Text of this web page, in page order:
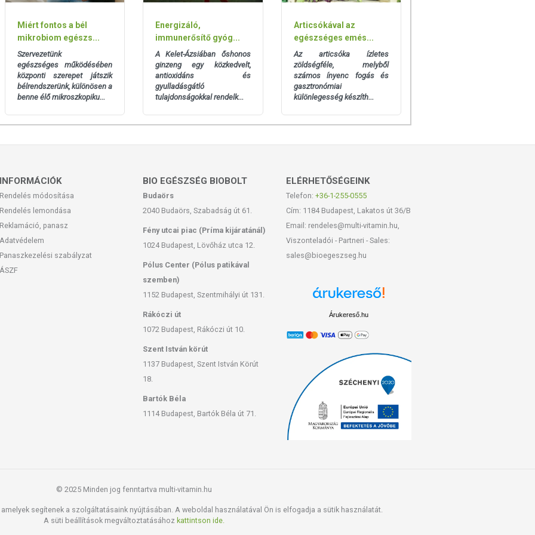
hogy bekapcsolódik az egészséges emésztés és vértisztítás
emésztési problémák ellen, mindemellett nem zavarja a
és kutatási eredmények szerint.
után vízzel bevéve.
a készítményt.
háziorvosával!
nedvességtől védett helyen, az eredeti csomagolásában.
vegyes étrendet és az egészséges életmódot! A termék nem
Miért fontos a bél
mikrobiom egészs...
Szervezetünk
egészséges működésében
központi szerepet játszik
bélrendszerünk, különösen a
benne élő mikroszkopiku...
Energizáló,
immunerősítő gyóg...
A Kelet-Ázsiában őshonos
ginzeng egy közkedvelt,
antioxidáns és
gyulladásgátló
tulajdonságokkal rendelk...
Articsókával az
egészséges emés...
Az articsóka ízletes
zöldségféle, melyből
számos ínyenc fogás és
gasztronómiai
különlegesség készíth...
INFORMÁCIÓK
Rendelés módosítása
Rendelés lemondása
Reklamáció, panasz
Adatvédelem
Panaszkezelési szabályzat
ÁSZF
BIO EGÉSZSÉG BIOBOLT
Budaörs
2040 Budaörs, Szabadság út 61.
Fény utcai piac (Príma kijáratánál)
1024 Budapest, Lövőház utca 12.
Pólus Center (Pólus patikával
szemben)
1152 Budapest, Szentmihályi út 131.
Rákóczi út
1072 Budapest, Rákóczi út 10.
Szent István körút
1137 Budapest, Szent István Körút
18.
Bartók Béla
1114 Budapest, Bartók Béla út 71.
ELÉRHETŐSÉGEINK
Telefon: +36-1-255-0555
Cím: 1184 Budapest, Lakatos út 36/B
Email: rendeles@multi-vitamin.hu,
Viszonteladói - Partneri - Sales:
sales@bioegeszseg.hu
Árukereső.hu
© 2025 Minden jog fenntartva multi-vitamin.hu
segítenek a szolgáltatásaink nyújtásában. A weboldal használatával Ön is elfogadja a sütik használatát.
A süti beállítások megváltoztatásához kattintson ide.